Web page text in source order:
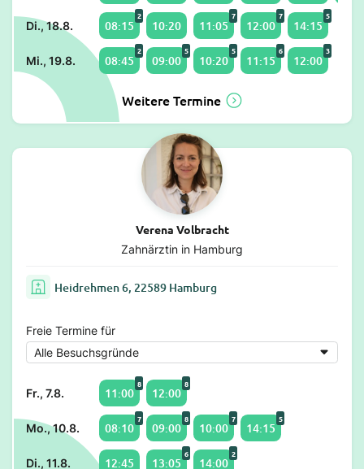
Di., 18.8. 08:15
2
10:20 11:05
7
12:00
7
14:15
5
Mi., 19.8. 08:45
2
09:00
5
10:20
5
11:15
6
12:00
3
Weitere Termine
Verena Volbracht
Zahnärztin in Hamburg
Heidrehmen 6, 22589 Hamburg
Freie Termine für
Fr., 7.8. 11:00
8
12:00
8
Mo., 10.8. 08:10
7
09:00
8
10:00
7
14:15
5
Di., 11.8. 12:45 13:05
6
14:00
2